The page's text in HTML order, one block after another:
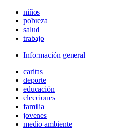
niños
pobreza
salud
trabajo
Información general
caritas
deporte
educación
elecciones
familia
jovenes
medio ambiente